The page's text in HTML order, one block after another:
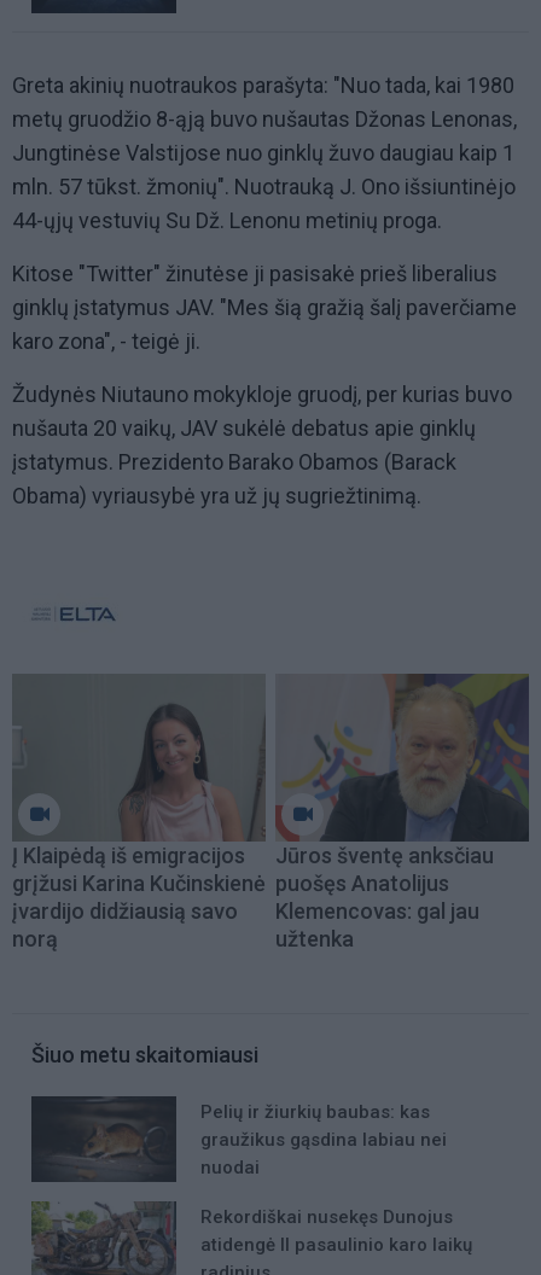
Greta akinių nuotraukos parašyta: "Nuo tada, kai 1980
metų gruodžio 8-ąją buvo nušautas Džonas Lenonas,
Jungtinėse Valstijose nuo ginklų žuvo daugiau kaip 1
mln. 57 tūkst. žmonių". Nuotrauką J. Ono išsiuntinėjo
44-ųjų vestuvių Su Dž. Lenonu metinių proga.
Kitose "Twitter" žinutėse ji pasisakė prieš liberalius
ginklų įstatymus JAV. "Mes šią gražią šalį paverčiame
karo zona", - teigė ji.
Žudynės Niutauno mokykloje gruodį, per kurias buvo
nušauta 20 vaikų, JAV sukėlė debatus apie ginklų
įstatymus. Prezidento Barako Obamos (Barack
Obama) vyriausybė yra už jų sugriežtinimą.
Į Klaipėdą iš emigracijos
grįžusi Karina Kučinskienė
įvardijo didžiausią savo
norą
Jūros šventę anksčiau
puošęs Anatolijus
Klemencovas: gal jau
užtenka
Šiuo metu skaitomiausi
Pelių ir žiurkių baubas: kas
graužikus gąsdina labiau nei
nuodai
Rekordiškai nusekęs Dunojus
atidengė II pasaulinio karo laikų